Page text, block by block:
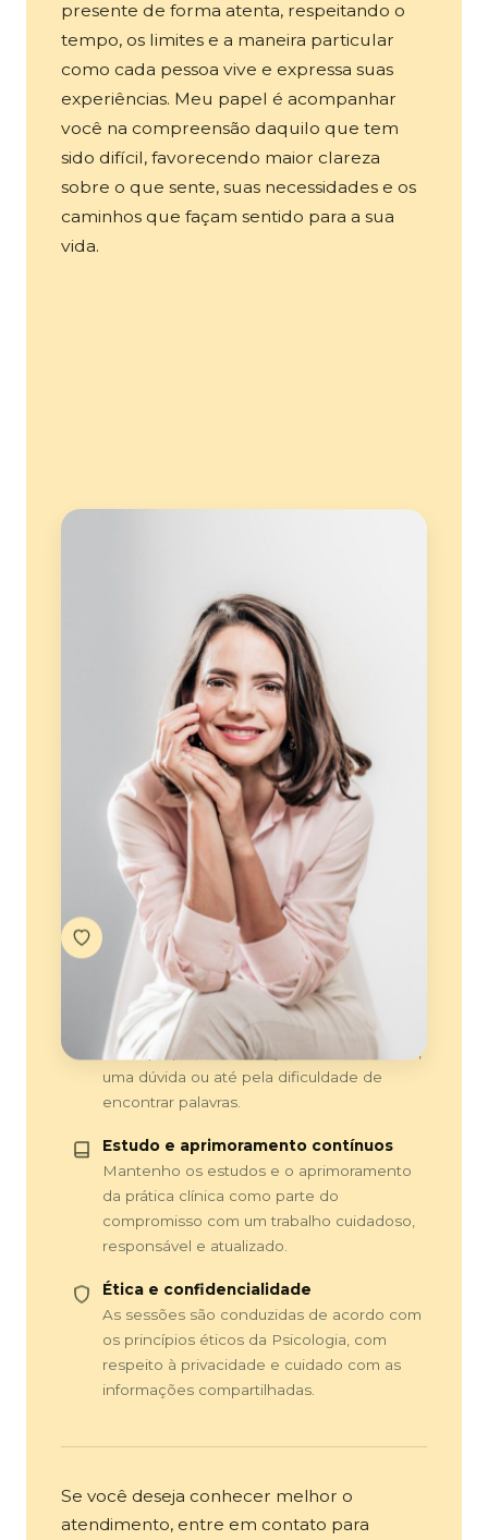
presente de forma atenta, respeitando o
tempo, os limites e a maneira particular
como cada pessoa vive e expressa suas
experiências. Meu papel é acompanhar
você na compreensão daquilo que tem
sido difícil, favorecendo maior clareza
sobre o que sente, suas necessidades e os
caminhos que façam sentido para a sua
vida.
Um espaço para começar de onde
você está
Você não precisa chegar sabendo
exatamente o que dizer, nem organizar
tudo antes da sessão. O atendimento pode
começar por uma situação, um sentimento,
uma dúvida ou até pela dificuldade de
encontrar palavras.
Estudo e aprimoramento contínuos
Mantenho os estudos e o aprimoramento
da prática clínica como parte do
compromisso com um trabalho cuidadoso,
responsável e atualizado.
Ética e confidencialidade
As sessões são conduzidas de acordo com
os princípios éticos da Psicologia, com
respeito à privacidade e cuidado com as
informações compartilhadas.
Se você deseja conhecer melhor o
atendimento, entre em contato para